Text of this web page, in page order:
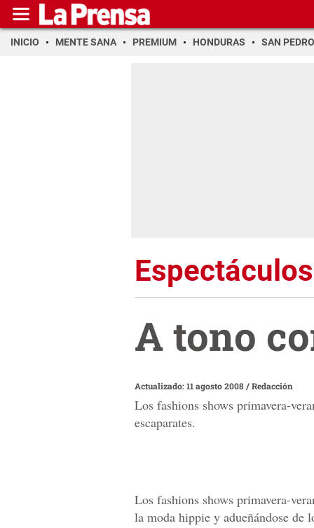
INICIO MENTE SANA PREMIUM HONDURAS SAN PEDRO
Espectáculos
A tono
Actualizado: 11 agosto 2008/Redacción
Los fashions shows primavera-
escaparates.
Los fashions shows primavera-
la moda hippie y adueñándose de